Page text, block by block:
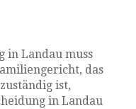
in Landau muss
das
ist,
in Landau